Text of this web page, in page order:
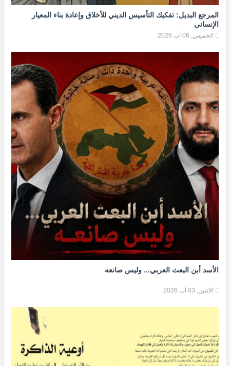
المرجع البديل: تفكيك التأسيس الديني للأخلاق وإعادة بناء المعيار
الإنساني
الخميس, 06 آب 2026
الأسد أبن البعث العربي... وليس صانعه
الاثنين, 03 آب 2026